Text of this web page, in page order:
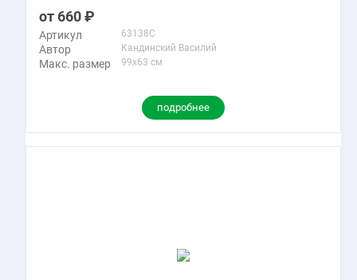
660
Артикул 63138C
Автор Кандинский Василий
Макс. размер 99x63 см
подробнее